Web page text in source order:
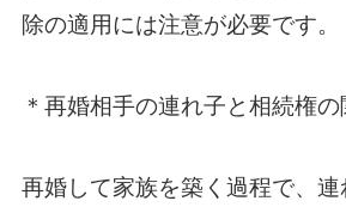
除の適用には注意が必要です。
＊再婚相手の連れ子と相続権の
再婚して家族を築く過程で、